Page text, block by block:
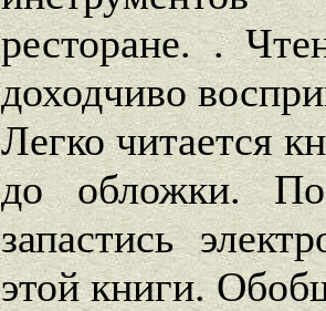
ресторане. .
доходчиво
Легко читается
до обложки.
запастись
этой книги.